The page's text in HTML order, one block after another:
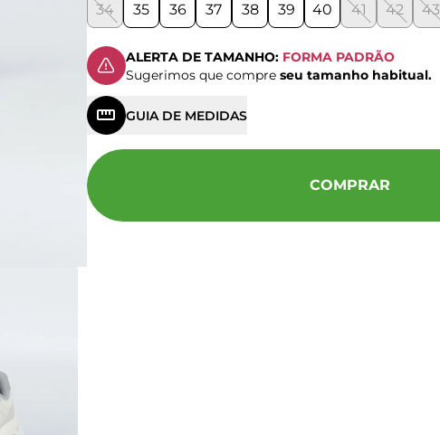
34 35 36 37 38 39 40 41 42 43
ALERTA DE TAMANHO: FORMA PADRÃO
Sugerimos que compre seu tamanho habitual.
GUIA DE MEDIDAS
COMPRAR